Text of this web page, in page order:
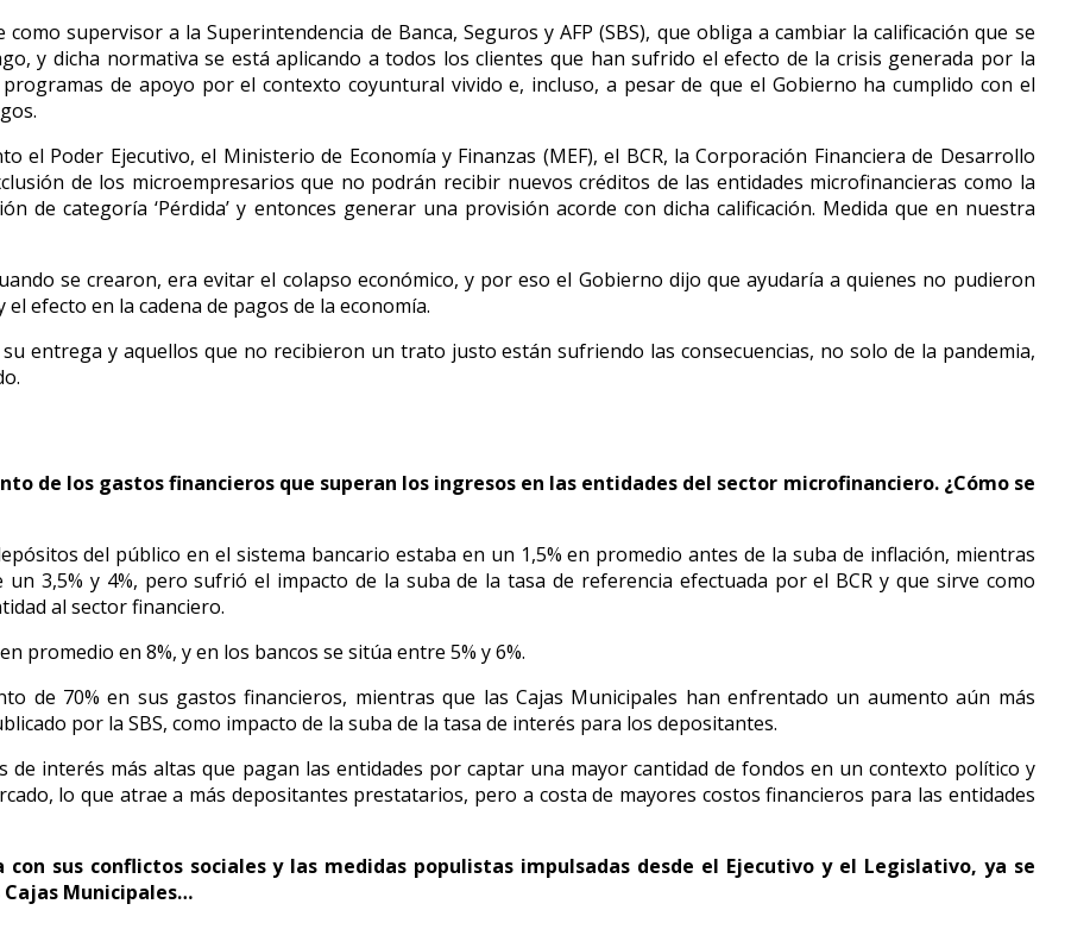
supervisor a la Superintendencia de Banca, Seguros y AFP (SBS), que obliga a cambiar la calificación que se
y dicha normativa se está aplicando a todos los clientes que han sufrido el efecto de la crisis generada por la
de apoyo por el contexto coyuntural vivido e, incluso, a pesar de que el Gobierno ha cumplido con el
el Poder Ejecutivo, el Ministerio de Economía y Finanzas (MEF), el BCR, la Corporación Financiera de Desarrollo
de los microempresarios que no podrán recibir nuevos créditos de las entidades microfinancieras como la
de categoría ‘Pérdida’ y entonces generar una provisión acorde con dicha calificación. Medida que en nuestra
se crearon, era evitar el colapso económico, y por eso el Gobierno dijo que ayudaría a quienes no pudieron
efecto en la cadena de pagos de la economía.
entrega y aquellos que no recibieron un trato justo están sufriendo las consecuencias, no solo de la pandemia,
de los gastos financieros que superan los ingresos en las entidades del sector microfinanciero. ¿Cómo se
del público en el sistema bancario estaba en un 1,5% en promedio antes de la suba de inflación, mientras
3,5% y 4%, pero sufrió el impacto de la suba de la tasa de referencia efectuada por el BCR y que sirve como
al sector financiero.
promedio en 8%, y en los bancos se sitúa entre 5% y 6%.
de 70% en sus gastos financieros, mientras que las Cajas Municipales han enfrentado un aumento aún más
por la SBS, como impacto de la suba de la tasa de interés para los depositantes.
de interés más altas que pagan las entidades por captar una mayor cantidad de fondos en un contexto político y
lo que atrae a más depositantes prestatarios, pero a costa de mayores costos financieros para las entidades
sus conflictos sociales y las medidas populistas impulsadas desde el Ejecutivo y el Legislativo, ya se
Municipales…